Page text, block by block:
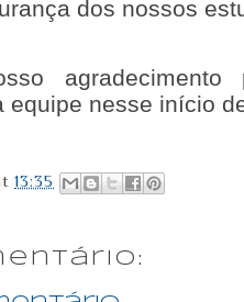
dos nossos
equipe nesse início
13:35